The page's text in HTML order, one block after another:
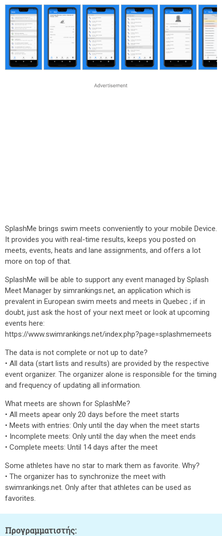
SplashMe brings swim meets conveniently to your mobile Device.
It provides you with real-time results, keeps you posted on
meets, events, heats and lane assignments, and offers a lot
more on top of that.
SplashMe will be able to support any event managed by Splash
Meet Manager by simrankings.net, an application which is
prevalent in European swim meets and meets in Quebec ; if in
doubt, just ask the host of your next meet or look at upcoming
events here:
https://www.swimrankings.net/index.php?page=splashmemeets
The data is not complete or not up to date?
• All data (start lists and results) are provided by the respective
event organizer. The organizer alone is responsible for the timing
and frequency of updating all information.
What meets are shown for SplashMe?
• All meets apear only 20 days before the meet starts
• Meets with entries: Only until the day when the meet starts
• Incomplete meets: Only until the day when the meet ends
• Complete meets: Until 14 days after the meet
Some athletes have no star to mark them as favorite. Why?
• The organizer has to synchronize the meet with
swimrankings.net. Only after that athletes can be used as
favorites.
Προγραμματιστής: